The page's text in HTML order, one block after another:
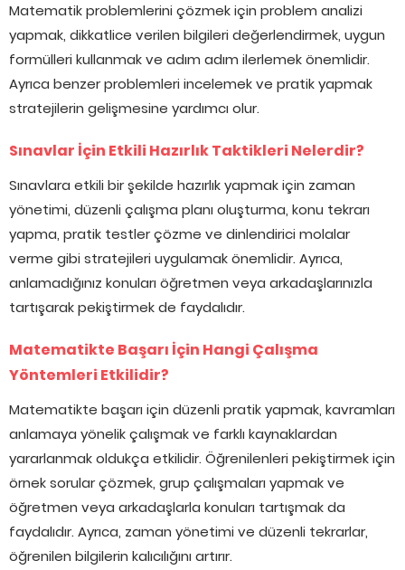
Matematik problemlerini çözmek için problem analizi
yapmak, dikkatlice verilen bilgileri değerlendirmek, uygun
formülleri kullanmak ve adım adım ilerlemek önemlidir.
Ayrıca benzer problemleri incelemek ve pratik yapmak
stratejilerin gelişmesine yardımcı olur.
Sınavlar İçin Etkili Hazırlık Taktikleri Nelerdir?
Sınavlara etkili bir şekilde hazırlık yapmak için zaman
yönetimi, düzenli çalışma planı oluşturma, konu tekrarı
yapma, pratik testler çözme ve dinlendirici molalar
verme gibi stratejileri uygulamak önemlidir. Ayrıca,
anlamadığınız konuları öğretmen veya arkadaşlarınızla
tartışarak pekiştirmek de faydalıdır.
Matematikte Başarı İçin Hangi Çalışma
Yöntemleri Etkilidir?
Matematikte başarı için düzenli pratik yapmak, kavramları
anlamaya yönelik çalışmak ve farklı kaynaklardan
yararlanmak oldukça etkilidir. Öğrenilenleri pekiştirmek için
örnek sorular çözmek, grup çalışmaları yapmak ve
öğretmen veya arkadaşlarla konuları tartışmak da
faydalıdır. Ayrıca, zaman yönetimi ve düzenli tekrarlar,
öğrenilen bilgilerin kalıcılığını artırır.